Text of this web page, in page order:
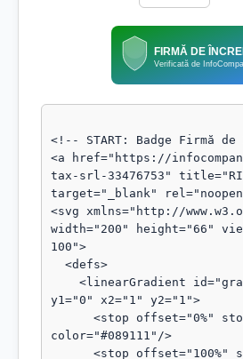
FIRMĂ DE
Verificată de
<!-- START: Badge Firmă
<a href="https://
tax-srl-33476753"
target="_blank"
<svg xmlns="http://
width="200" height="66"
100">
y1="0" x2="1" y2="1">
color="#089111"/>